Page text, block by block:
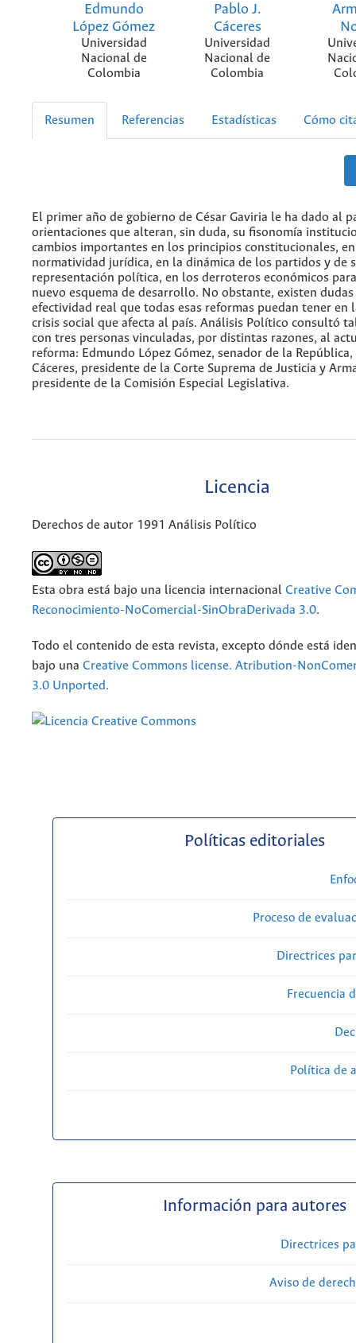
Edmundo
López Gómez
Universidad
Nacional de
Colombia
Pablo J.
Cáceres
Universidad
Nacional de
Colombia
Resumen Referencias Estadísticas Cómo
El primer año de gobierno de César Gaviria le ha dado al
orientaciones que alteran, sin duda, su fisonomía
cambios importantes en los principios constitucionales,
normatividad jurídica, en la dinámica de los partidos y de
representación política, en los derroteros económicos
nuevo esquema de desarrollo. No obstante, existen
efectividad real que todas esas reformas puedan tener en
crisis social que afecta al país. Análisis Político consultó
con tres personas vinculadas, por distintas razones, al
reforma: Edmundo López Gómez, senador de la República,
Cáceres, presidente de la Corte Suprema de Justicia y
presidente de la Comisión Especial Legislativa.
Licencia
Derechos de autor 1991 Análisis Político
Esta obra está bajo una licencia internacional Creative
Reconocimiento-NoComercial-SinObraDerivada 3.0.
Todo el contenido de esta revista, excepto dónde está
bajo una Creative Commons license. Atribution-
3.0 Unported.
Políticas editoriales
Proceso de
Directrices
Frecuencia
Política de
Información para autores
Directrices
Aviso de